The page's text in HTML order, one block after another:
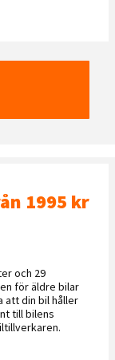
1995 kr
och 29
för äldre bilar
att din bil håller
till bilens